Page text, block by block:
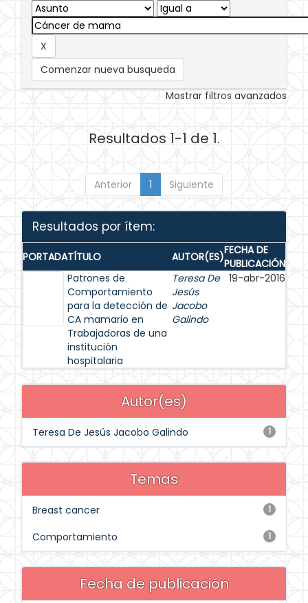
Comenzar nueva busqueda
Mostrar filtros avanzados
Resultados 1-1 de 1.
Anterior 1 Siguiente
Resultados por ítem:
PORTADATÍTULO AUTOR(ES)FECHA DE
PUBLICACIÓN
Patrones de
Comportamiento
para la detección de
CA mamario en
Trabajadoras de una
institución
hospitalaria
Teresa De
Jesús
Jacobo
Galindo
19-abr-2016
Autor(es)
1
Teresa De Jesús Jacobo Galindo
Temas
1
Breast cancer
1
Comportamiento
Fecha de publicación